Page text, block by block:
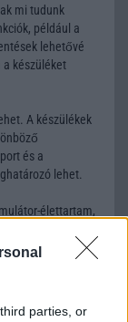
parties, or
mi tudunk
például a
lehetővé
a készüléket
A készülékek
és a
lehet.
élettartam,
a
a